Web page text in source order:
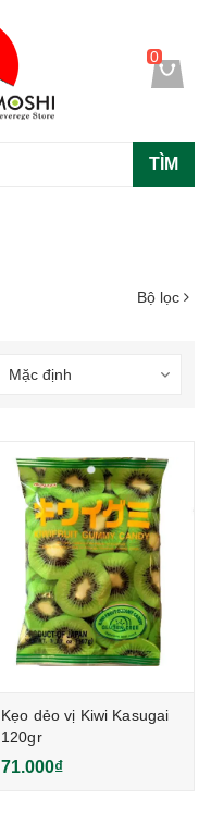
TÌM
0
Bộ lọc
Mặc định
Kẹo dẻo vị Kiwi Kasugai
120gr
71.000₫